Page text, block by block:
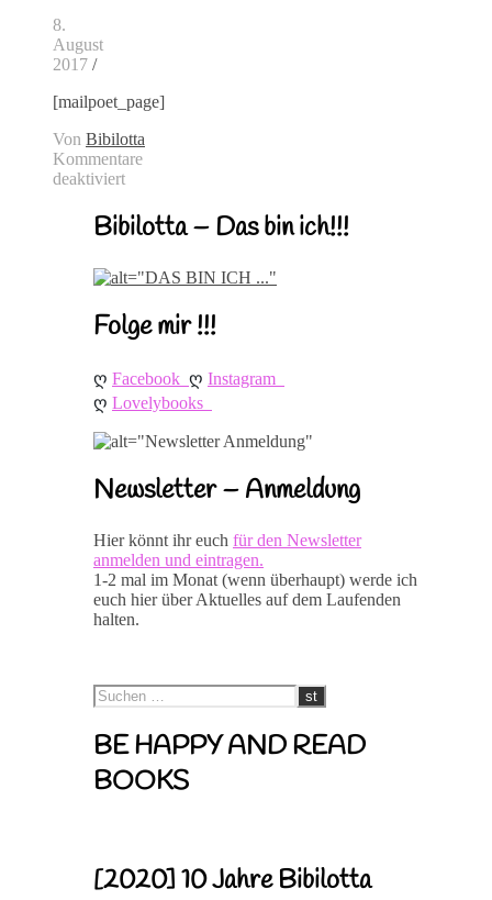
8.
August
2017 /
[mailpoet_page]
Von Bibilotta
Kommentare
deaktiviert
MailPoetBibilotta – Das bin ich!!!
Folge mir !!!
ღ Facebook ღ Instagram
ღ Lovelybooks
Newsletter – Anmeldung
Hier könnt ihr euch für den Newsletter
anmelden und eintragen.
1-2 mal im Monat (wenn überhaupt) werde ich
euch hier über Aktuelles auf dem Laufenden
halten.
BE HAPPY AND READ
BOOKS
[2020] 10 Jahre Bibilotta